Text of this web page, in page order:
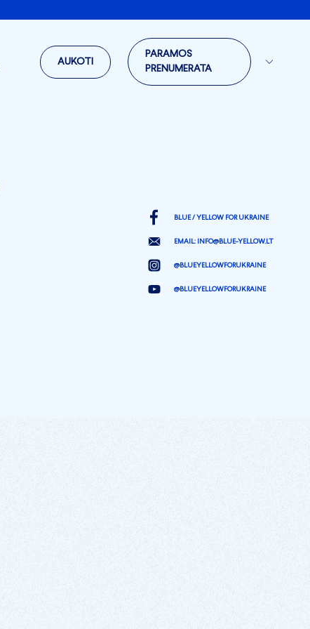
AUKOTI
PARAMOS
PRENUMERATA
BLUE / YELLOW FOR UKRAINE
EMAIL: INFO@BLUE-YELLOW.LT
@BLUEYELLOWFORUKRAINE
@BLUEYELLOWFORUKRAINE